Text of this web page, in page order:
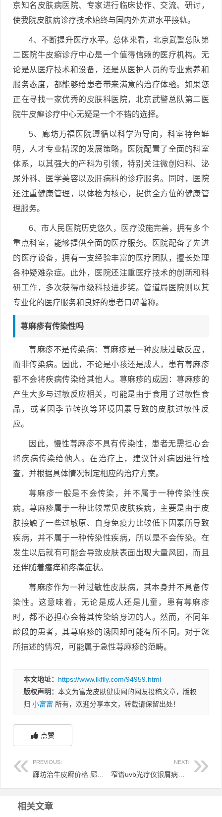
京知名皮肤病医院、专家进行临床协作、交流、研讨，
使我院皮肤病诊疗技术始终与国内外先进水平接轨。
4、不断提升医疗水平。总体来看，北京武警总队第
二医院牛皮癣诊疗中心是一个值得信赖的医疗机构。无
论是从医疗技术和设备，还是从医护人员的专业素养和
服务态度，都能够给患者带来满意的治疗体验。如果您
正在寻找一家优秀的皮肤科医院，北京武警总队第二医
院牛皮癣诊疗中心无疑是一个不错的选择。
5、廊坊万福医院遵循以科学为导向，科室特色鲜
明，人才专业精深的发展策略。医院配置了全面的科室
体系，以其强大的产科为引领，特别关注微创妇科、泌
尿外科、医学美容以及肝病科的诊疗服务。同时，医院
还注重健康管理，以体检为核心，提供全方位的健康管
理服务。
6、市人民医院历史悠久，医疗设施完善，拥有多个
重点科室，能够提供全面的医疗服务。医院配备了先进
的医疗设备，拥有一支经验丰富的医疗团队，擅长处理
各种疑难杂症。此外，医院还注重医疗技术的创新和科
研工作，多次获得市级科技进步奖。管道局医院则以其
专业化的医疗服务和良好的患者口碑著称。
荨麻疹有传染性吗
荨麻疹不是传染病：荨麻疹是一种皮肤过敏反应，
而非传染病。因此，不论是小孩还是成人，患有荨麻疹
都不会将疾病传染给其他人。荨麻疹的成因：荨麻疹的
产生大多与过敏反应相关，可能是由于食用了过敏性食
品，或者因季节转换等环境因素导致的皮肤过敏性反
应。
因此，慢性荨麻疹不具有传染性，患者无需担心会
将疾病传染给他人。在治疗上，建议针对病因进行检
查，并根据具体情况制定相应的治疗方案。
荨麻疹一般是不会传染，并不属于一种传染性疾
病。荨麻疹属于一种比较常见皮肤疾病，主要是由于皮
肤接触了一些过敏原、自身免疫力比较低下因素所导致
疾病，并不属于一种传染性疾病，所以是不会传染。在
发生以后就有可能会导致皮肤表面出现大量风团，而且
还伴随着瘙痒和疼痛症状。
荨麻疹作为一种过敏性皮肤病，其本身并不具备传
染性。这意味着，无论是成人还是儿童，患有荨麻疹
时，都不必担心会将其传染给身边的人。然而，不同年
龄段的患者，其荨麻疹的诱因却可能有所不同。对于您
所描述的情况，可能属于急性荨麻疹的范畴。
本文地址： https://www.lkflly.com/94959.html
版权声明： 本文为富龙皮肤健康网的网友投稿文章，版权
归 小富富 所有，欢迎分享本文，转载请保留出处！
点赞
PREVIOUS: NEXT:
窄谱uvb光疗仪银屑病照几秒 uvb光疗仪治疗银屑病
相关文章